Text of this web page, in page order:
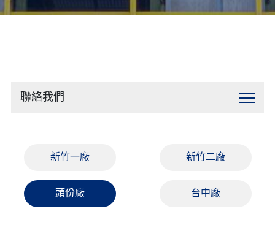
聯絡我們
新竹一廠 新竹二廠
頭份廠 台中廠